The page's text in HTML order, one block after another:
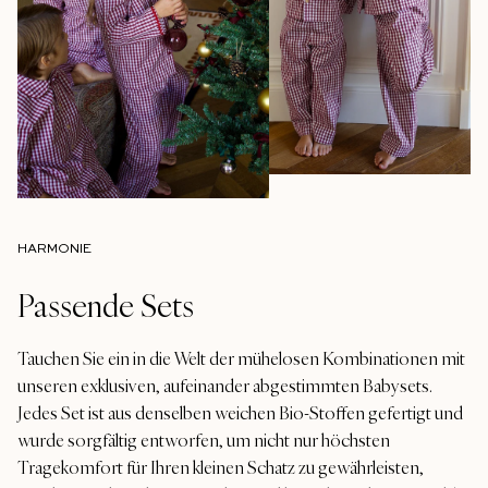
HARMONIE
Passende Sets
Tauchen Sie ein in die Welt der mühelosen Kombinationen mit
unseren exklusiven, aufeinander abgestimmten Babysets.
Jedes Set ist aus denselben weichen Bio-Stoffen gefertigt und
wurde sorgfältig entworfen, um nicht nur höchsten
Tragekomfort für Ihren kleinen Schatz zu gewährleisten,